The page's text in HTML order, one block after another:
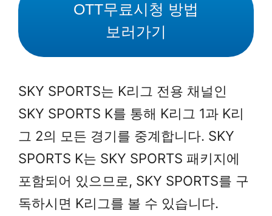
OTT무료시청 방법
보러가기
SKY SPORTS는 K리그 전용 채널인
SKY SPORTS K를 통해 K리그 1과 K리
그 2의 모든 경기를 중계합니다. SKY
SPORTS K는 SKY SPORTS 패키지에
포함되어 있으므로, SKY SPORTS를 구
독하시면 K리그를 볼 수 있습니다.